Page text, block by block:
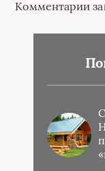
Комментарии